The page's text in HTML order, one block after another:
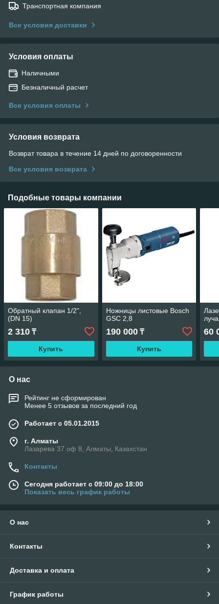
Транспортная компания
Все условия доставки
Условия оплаты
Наличными
Безналичный расчет
Все условия оплаты
Условия возврата
Возврат товара в течение 14 дней по договоренности
Все условия возврата
Подобные товары компании
Обратный клапан 1/2",
(DN 15)
2 310 ₸
Купить
Ножницы листовые Bosch
GSC 2,8
190 000₸
Купить
60
О нас
Рейтинг не сформирован
Менее 5 отзывов за последний год
Работает с 05.01.2015
г. Алматы
Лазарева 37 оф 8, Алматы, Казахстан
Контакты
Сегодня работает с 09:00 до 18:00
Показать весь график работы
О нас
Контакты
Доставка и оплата
График работы